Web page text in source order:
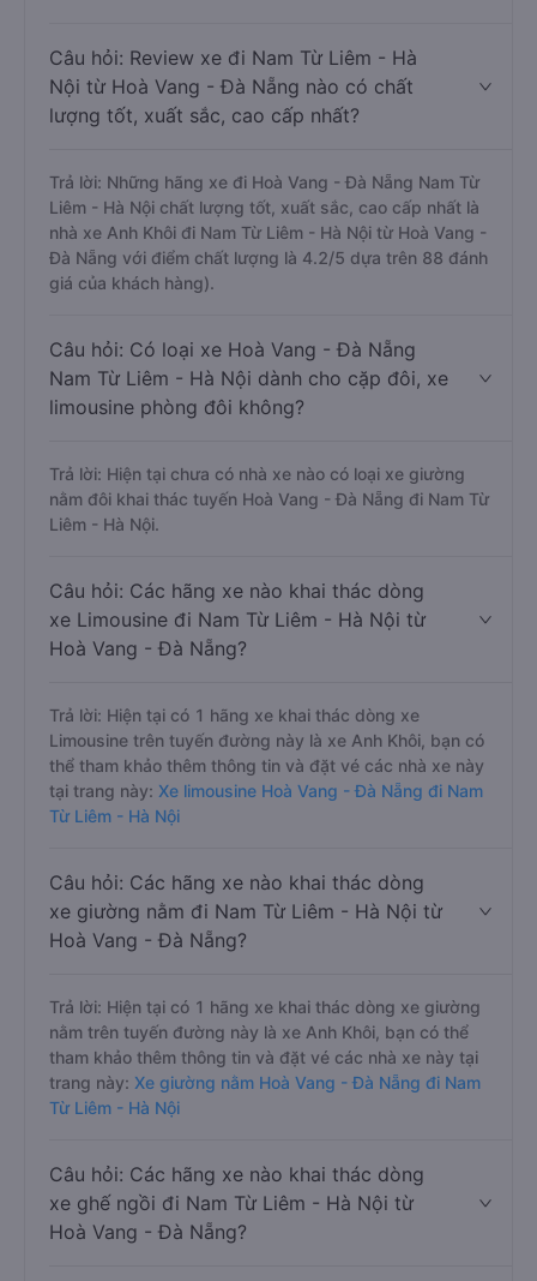
Câu hỏi: Review xe đi Nam Từ Liêm - Hà
Nội từ Hoà Vang - Đà Nẵng nào có chất
lượng tốt, xuất sắc, cao cấp nhất?
Trả lời: Những hãng xe đi Hoà Vang - Đà Nẵng Nam Từ
Liêm - Hà Nội chất lượng tốt, xuất sắc, cao cấp nhất là
nhà xe Anh Khôi đi Nam Từ Liêm - Hà Nội từ Hoà Vang -
Đà Nẵng với điểm chất lượng là 4.2/5 dựa trên 88 đánh
giá của khách hàng).
Câu hỏi: Có loại xe Hoà Vang - Đà Nẵng
Nam Từ Liêm - Hà Nội dành cho cặp đôi, xe
limousine phòng đôi không?
Trả lời: Hiện tại chưa có nhà xe nào có loại xe giường
nằm đôi khai thác tuyến Hoà Vang - Đà Nẵng đi Nam Từ
Liêm - Hà Nội.
Câu hỏi: Các hãng xe nào khai thác dòng
xe Limousine đi Nam Từ Liêm - Hà Nội từ
Hoà Vang - Đà Nẵng?
Trả lời: Hiện tại có 1 hãng xe khai thác dòng xe
Limousine trên tuyến đường này là xe Anh Khôi, bạn có
thể tham khảo thêm thông tin và đặt vé các nhà xe này
tại trang này: Xe limousine Hoà Vang - Đà Nẵng đi Nam
Từ Liêm - Hà Nội
Câu hỏi: Các hãng xe nào khai thác dòng
xe giường nằm đi Nam Từ Liêm - Hà Nội từ
Hoà Vang - Đà Nẵng?
Trả lời: Hiện tại có 1 hãng xe khai thác dòng xe giường
nằm trên tuyến đường này là xe Anh Khôi, bạn có thể
tham khảo thêm thông tin và đặt vé các nhà xe này tại
trang này: Xe giường nằm Hoà Vang - Đà Nẵng đi Nam
Từ Liêm - Hà Nội
Câu hỏi: Các hãng xe nào khai thác dòng
xe ghế ngồi đi Nam Từ Liêm - Hà Nội từ
Hoà Vang - Đà Nẵng?